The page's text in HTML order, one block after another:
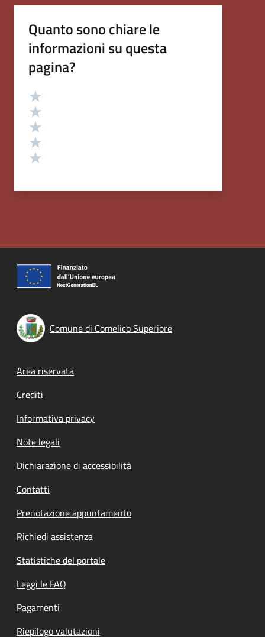
Quanto sono chiare le
informazioni su questa
pagina?
Valutazione
Comune di Comelico Superiore
Footer menu
Area riservata
Crediti
Informativa privacy
Note legali
Dichiarazione di accessibilità
Contatti
Prenotazione appuntamento
Richiedi assistenza
Statistiche del portale
Leggi le FAQ
Pagamenti
Riepilogo valutazioni